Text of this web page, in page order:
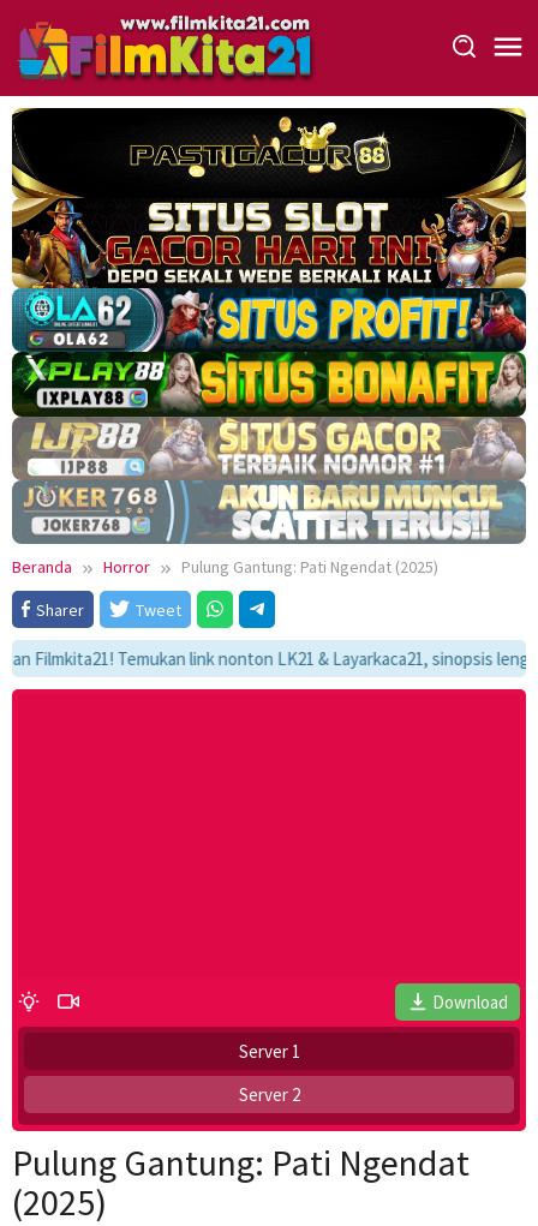
konten
Beranda Horror
Pulung Gantung: Pati Ngendat (2025)
Sharer
Tweet
Temukan link nonton LK21 & Layarkaca21, sinopsis
Download
Server 1
Server 2
Pulung Gantung: Pati Ngendat
(2025)